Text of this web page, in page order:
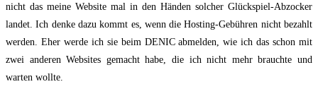
nicht das meine Website mal in den Händen solcher Glückspiel-Abzocker
landet. Ich denke dazu kommt es, wenn die Hosting-Gebühren nicht bezahlt
werden. Eher werde ich sie beim DENIC abmelden, wie ich das schon mit
zwei anderen Websites gemacht habe, die ich nicht mehr brauchte und
warten wollte.